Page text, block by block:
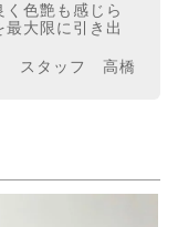
色艶も感じら
大限に引き出
スタッフ 高橋